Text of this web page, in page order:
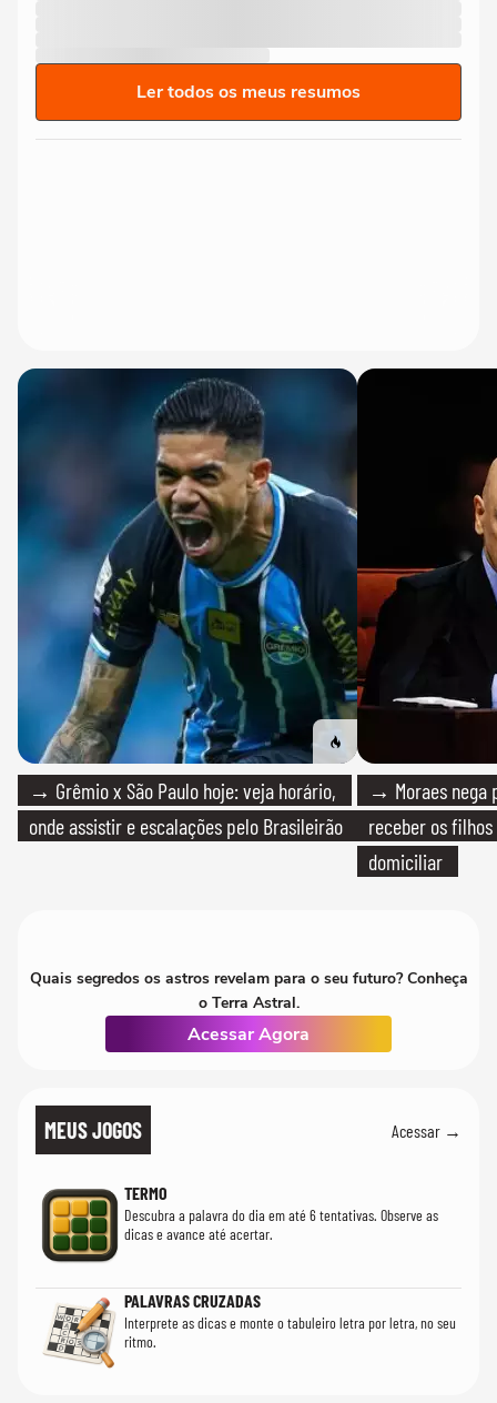
Ler todos os meus resumos
→ Grêmio x São Paulo hoje: veja horário,
onde assistir e escalações pelo Brasileirão
→ Moraes nega
receber os filhos
domiciliar
Quais segredos os astros revelam para o seu futuro? Conheça
o Terra Astral.
Acessar Agora
MEUS JOGOS Acessar →
TERMO
Descubra a palavra do dia em até 6 tentativas. Observe as
dicas e avance até acertar.
PALAVRAS CRUZADAS
Interprete as dicas e monte o tabuleiro letra por letra, no seu
ritmo.